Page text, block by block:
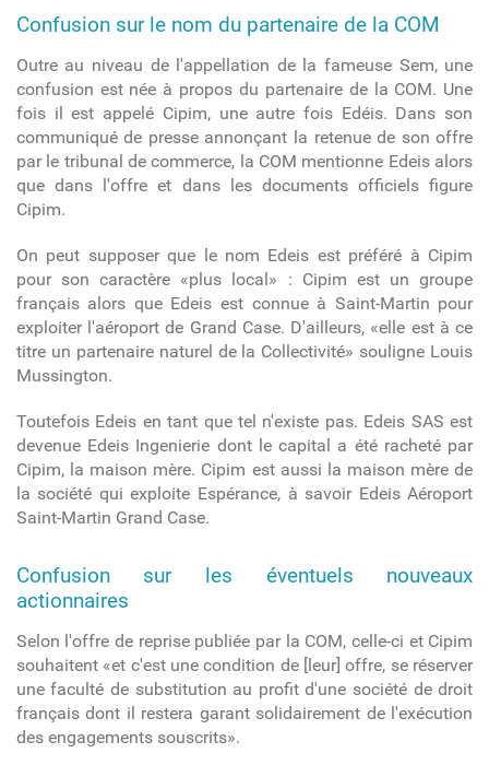
Confusion sur le nom du partenaire de la COM
Outre au niveau de l'appellation de la fameuse Sem, une
confusion est née à propos du partenaire de la COM. Une
fois il est appelé Cipim, une autre fois Edéis. Dans son
communiqué de presse annonçant la retenue de son offre
par le tribunal de commerce, la COM mentionne Edeis alors
que dans l'offre et dans les documents officiels figure
Cipim.
On peut supposer que le nom Edeis est préféré à Cipim
pour son caractère «plus local» : Cipim est un groupe
français alors que Edeis est connue à Saint-Martin pour
exploiter l'aéroport de Grand Case. D'ailleurs, «elle est à ce
titre un partenaire naturel de la Collectivité» souligne Louis
Mussington.
Toutefois Edeis en tant que tel n'existe pas. Edeis SAS est
devenue Edeis Ingenierie dont le capital a été racheté par
Cipim, la maison mère. Cipim est aussi la maison mère de
la société qui exploite Espérance, à savoir Edeis Aéroport
Saint-Martin Grand Case.
Confusion sur les éventuels nouveaux
actionnaires
Selon l'offre de reprise publiée par la COM, celle-ci et Cipim
souhaitent «et c'est une condition de [leur] offre, se réserver
une faculté de substitution au profit d'une société de droit
français dont il restera garant solidairement de l'exécution
des engagements souscrits».